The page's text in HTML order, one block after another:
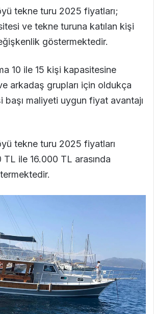
tekne turu 2025 fiyatları;
ve tekne turuna katılan kişi
göstermektedir.
10 ile 15 kişi kapasitesine
arkadaş grupları için oldukça
başı maliyeti uygun fiyat avantajı
tekne turu 2025 fiyatları
ile 16.000 TL arasında